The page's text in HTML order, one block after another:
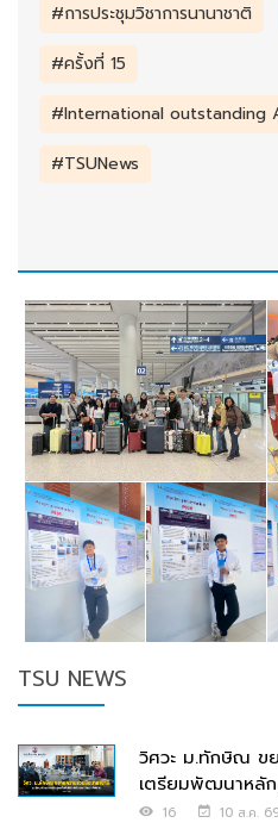
#การประชุมวิชาการนานาชาติ
#ครั้งที่ 15
#International outstanding
#TSUNews
TSU NEWS
วิศวะ ม.ทักษิณ ข
เตรียมพัฒนาหลัก
16 10 ส.ค.